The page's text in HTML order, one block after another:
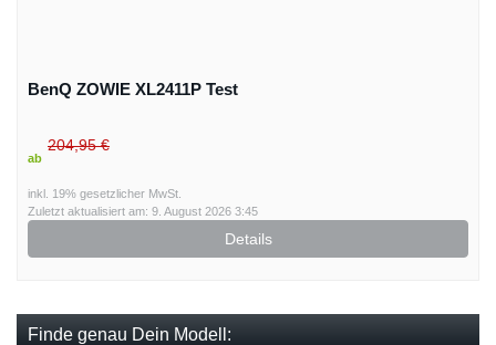
BenQ ZOWIE XL2411P Test
ab
204,95 €
inkl. 19% gesetzlicher MwSt.
Zuletzt aktualisiert am: 9. August 2026 3:45
Details
Finde genau Dein Modell: